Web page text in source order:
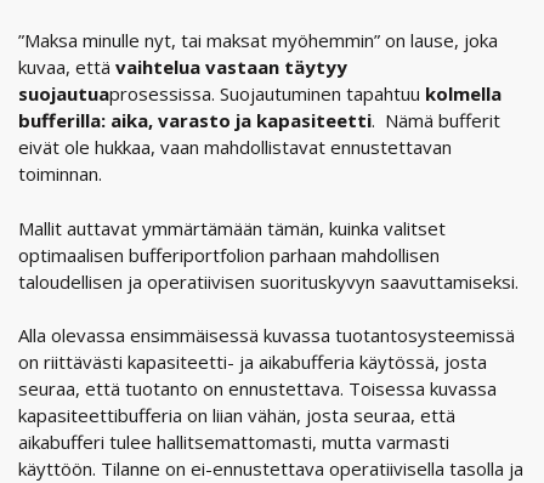
”Maksa minulle nyt, tai maksat myöhemmin” on lause, joka
kuvaa, että vaihtelua vastaan täytyy
suojautuaprosessissa. Suojautuminen tapahtuu kolmella
bufferilla: aika, varasto ja kapasiteetti. Nämä bufferit
eivät ole hukkaa, vaan mahdollistavat ennustettavan
toiminnan.
Mallit auttavat ymmärtämään tämän, kuinka valitset
optimaalisen bufferiportfolion parhaan mahdollisen
taloudellisen ja operatiivisen suorituskyvyn saavuttamiseksi.
Alla olevassa ensimmäisessä kuvassa tuotantosysteemissä
on riittävästi kapasiteetti- ja aikabufferia käytössä, josta
seuraa, että tuotanto on ennustettava. Toisessa kuvassa
kapasiteettibufferia on liian vähän, josta seuraa, että
aikabufferi tulee hallitsemattomasti, mutta varmasti
käyttöön. Tilanne on ei-ennustettava operatiivisella tasolla ja